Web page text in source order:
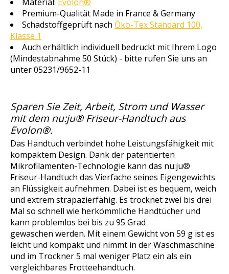
Premium-Qualität Made in France & Germany
Schadstoffgeprüft nach Öko-Tex Standard 100,
Klasse 1
Auch erhältlich individuell bedruckt mit Ihrem Logo
(Mindestabnahme 50 Stück) - bitte rufen Sie uns an
unter 05231/9652-11
Sparen Sie Zeit, Arbeit, Strom und Wasser
mit dem nu:ju® Friseur-Handtuch aus
Evolon®.
Das Handtuch verbindet hohe Leistungsfähigkeit mit
kompaktem Design. Dank der patentierten
Mikrofilamenten-Technologie kann das nu:ju®
Friseur-Handtuch das Vierfache seines Eigengewichts
an Flüssigkeit aufnehmen. Dabei ist es bequem, weich
und extrem strapazierfähig. Es trocknet zwei bis drei
Mal so schnell wie herkömmliche Handtücher und
kann problemlos bei bis zu 95 Grad
gewaschen werden. Mit einem Gewicht von 59 g ist es
leicht und kompakt und nimmt in der Waschmaschine
und im Trockner 5 mal weniger Platz ein als ein
vergleichbares Frotteehandtuch.